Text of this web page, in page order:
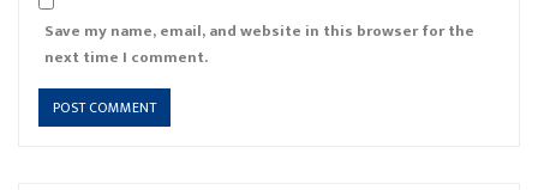
Save my name, email, and website in this browser for the
next time I comment.